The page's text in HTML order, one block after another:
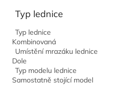
Typ lednice
Typ lednice
Kombinovaná
Umístění mrazáku lednice
Dole
Typ modelu lednice
Samostatně stojící model